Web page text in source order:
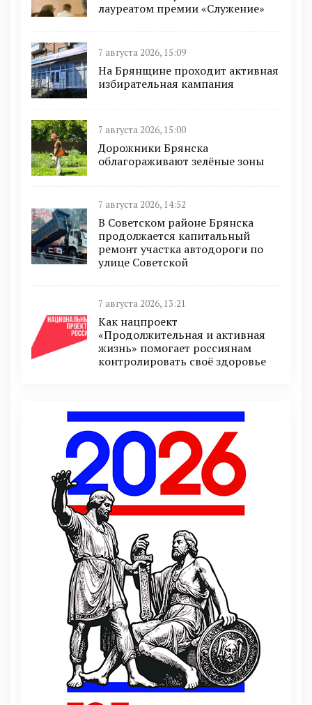
лауреатом премии «Служение»
7 августа 2026, 15:09
На Брянщине проходит активная
избирательная кампания
7 августа 2026, 15:00
Дорожники Брянска
облагораживают зелёные зоны
7 августа 2026, 14:52
В Советском районе Брянска
продолжается капитальный
ремонт участка автодороги по
улице Советской
7 августа 2026, 13:21
Как нацпроект
«Продолжительная и активная
жизнь» помогает россиянам
контролировать своё здоровье